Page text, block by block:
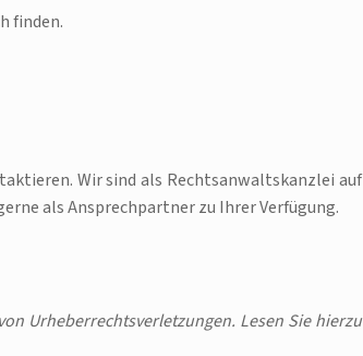
finden.
Wir sind als Rechtsanwaltskanzlei auf
als Ansprechpartner zu Ihrer Verfügung.
Urheberrechtsverletzungen. Lesen Sie hierzu